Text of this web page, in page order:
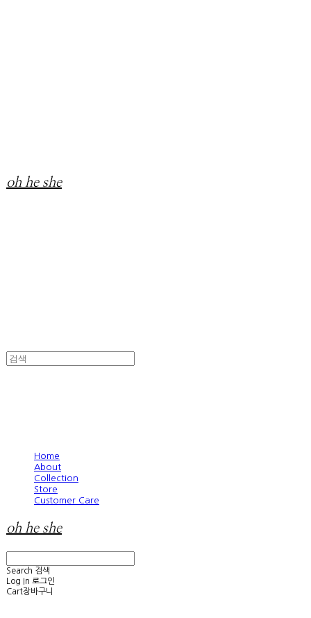
oh he she
Home
About
Collection
Store
Customer Care
oh he she
Search 검색
Log In 로그인
Cart장바구니